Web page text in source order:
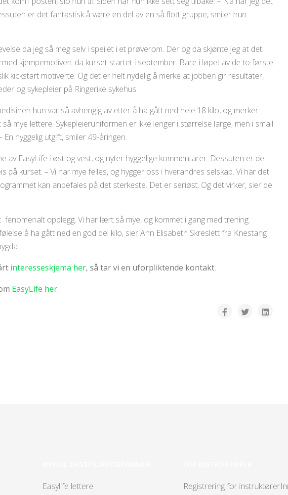
er det fantastisk å være en del av en så flott gruppe, smiler hun
da jeg så meg selv i speilet i et prøverom. Der og da skjønte jeg at det
kjempemotivert da kurset startet i september. Bare i løpet av de to første
kickstart motiverte. Og det er helt nydelig å merke at jobben gir resultater,
og sykepleier på Ringerike sykehus.
hun var så avhengig av etter å ha gått ned hele 18 kilo, og merker
mye lettere. Sykepleieruniformen er ikke lenger i størrelse large, men i small.
hyggelig utgift, smiler 49-åringen.
av EasyLife i øst og vest, og nyter hyggelige kommentarer. Dessuten er de
på kurset. – Vi har mye felles, og hygger oss i hverandres selskap. Vi har det
kan anbefales på det sterkeste. Det er seriøst. Og det virker, sier de
opplegg. Vi har lært så mye, og kommet i gang med trening.
å ha gått ned en god del kilo, sier Ann Elisabeth Skreslett fra Knestang
interesseskjema her, så tar vi en uforpliktende kontakt.
EasyLife her.
Easylife lettere Registrering for instruktører